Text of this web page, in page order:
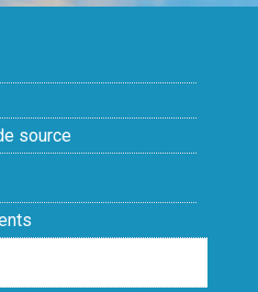
source